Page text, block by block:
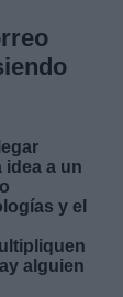
a un
y el
alguien